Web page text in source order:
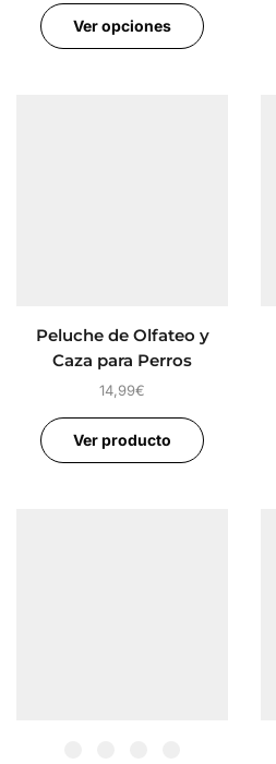
Ver opciones
Peluche de Olfateo y
Caza para Perros
14,99€
Ver producto